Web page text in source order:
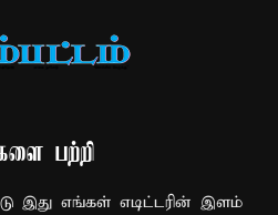
பற்றி
இது எங்கள் எடிட்டரின் இளம்